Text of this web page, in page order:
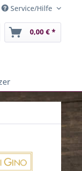
Service/Hilfe
0,00 € *